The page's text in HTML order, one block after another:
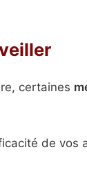
certaines
de vos